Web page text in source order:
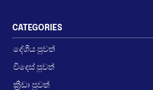
CATEGORIES
දේශීය පුවත්
විදෙස් පුවත්
ක්‍රීඩා පුවත්